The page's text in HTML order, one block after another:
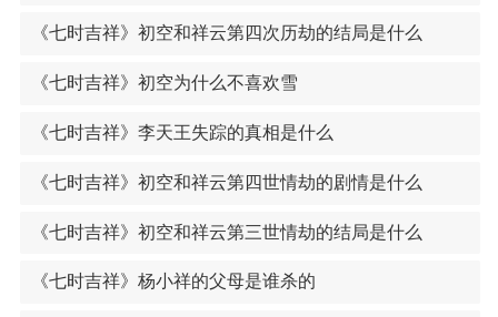
《七时吉祥》初空和祥云第四次历劫的结局是什么
《七时吉祥》初空为什么不喜欢雪
《七时吉祥》李天王失踪的真相是什么
《七时吉祥》初空和祥云第四世情劫的剧情是什么
《七时吉祥》初空和祥云第三世情劫的结局是什么
《七时吉祥》杨小祥的父母是谁杀的